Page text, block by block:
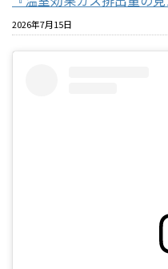
2026年7月15日